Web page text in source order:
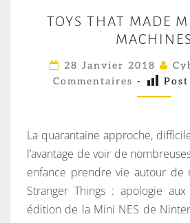
O
Y
S
H
T
M
A
D
E
TOYS THAT MADE
MACHINES
28 Janvier 2018
Commentaires -
La quarantaine approche,
l’avantage de voir de
enfance prendre vie autour de
Stranger Things : apologie
édition de la Mini NES de